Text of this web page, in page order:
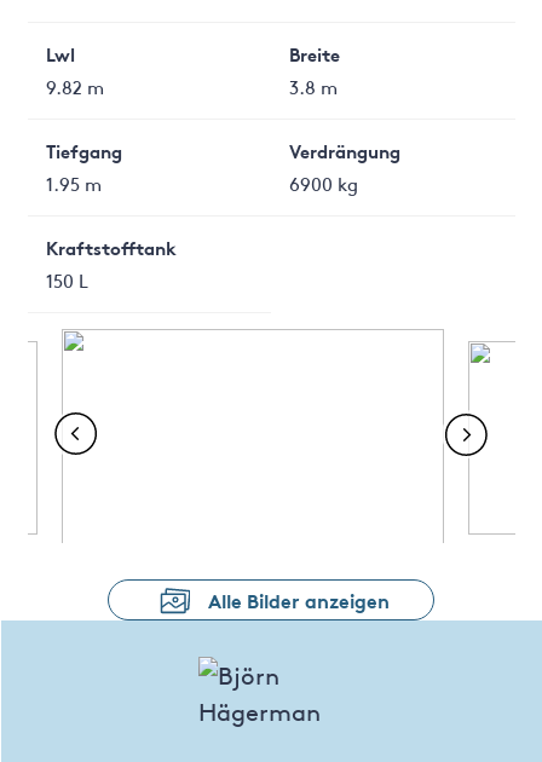
Lwl
9.82 m
Breite
3.8 m
Tiefgang
1.95 m
Verdrängung
6900 kg
Kraftstofftank
150 L
Alle Bilder anzeigen